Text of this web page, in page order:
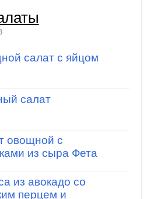
салат с яйцом
салат
овощной с
из сыра Фета
из авокадо со
перцем и